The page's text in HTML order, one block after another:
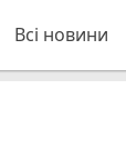
Всі новини